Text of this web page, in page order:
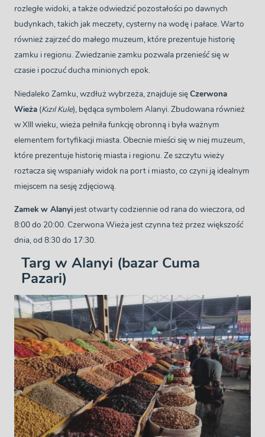
rozległe widoki, a także odwiedzić pozostałości po dawnych
budynkach, takich jak meczety, cysterny na wodę i pałace. Warto
również zajrzeć do małego muzeum, które prezentuje historię
zamku i regionu. Zwiedzanie zamku pozwala przenieść się w
czasie i poczuć ducha minionych epok.
Niedaleko Zamku, wzdłuż wybrzeża, znajduje sięCzerwona
Wieża (Kızıl Kule), będąca symbolem Alanyi. Zbudowana również
w XIII wieku, wieża pełniła funkcję obronną i była ważnym
elementem fortyfikacji miasta. Obecnie mieści się w niej muzeum,
które prezentuje historię miasta i regionu. Ze szczytu wieży
roztacza się wspaniały widok na port i miasto, co czyni ją idealnym
miejscem na sesję zdjęciową.
Zamek w Alanyi jest otwarty codziennie od rana do wieczora, od
8:00 do 20:00. Czerwona Wieża jest czynna też przez większość
dnia, od 8:30 do 17:30.
Targ w Alanyi (bazar Cuma
Pazari)